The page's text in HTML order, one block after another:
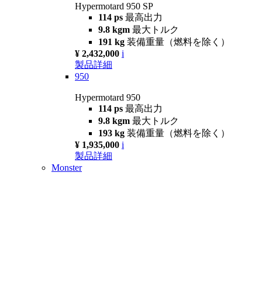
Hypermotard 950 SP
114 ps 最高出力
9.8 kgm 最大トルク
191 kg 装備重量（燃料を除く）
¥ 2,432,000 i
製品詳細
950
Hypermotard 950
114 ps 最高出力
9.8 kgm 最大トルク
193 kg 装備重量（燃料を除く）
¥ 1,935,000 i
製品詳細
Monster